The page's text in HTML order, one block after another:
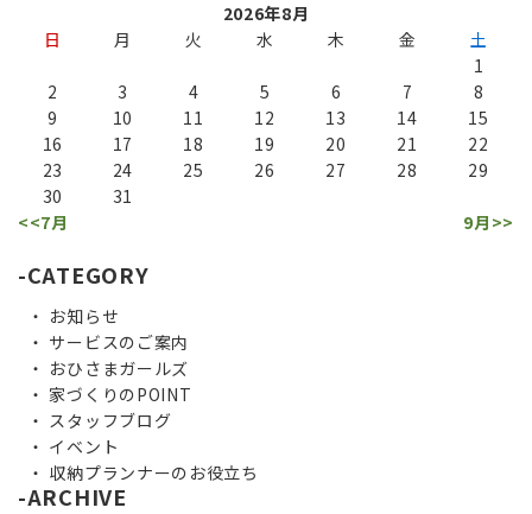
2026年8月
日
月 火 水 木 金
土
1
2
3 4 5 6 7
8
9
10 11 12 13 14
15
16
17 18 19 20 21
22
23
24 25 26 27 28
29
30
31
<<7月
9月>>
CATEGORY
お知らせ
サービスのご案内
おひさまガールズ
家づくりのPOINT
スタッフブログ
イベント
収納プランナーのお役立ち
ARCHIVE